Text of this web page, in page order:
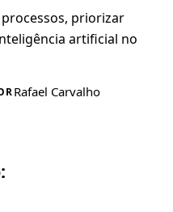
priorizar
artificial no
Rafael Carvalho